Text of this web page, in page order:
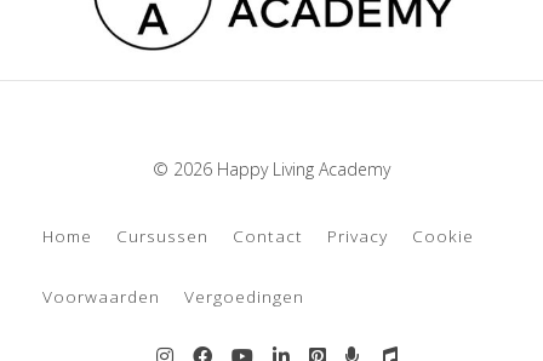
© 2026 Happy Living Academy
Home Cursussen Contact Privacy Cookie
Voorwaarden Vergoedingen